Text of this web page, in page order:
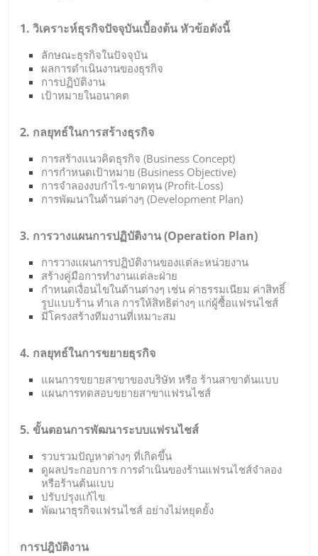
1. วิเคราะห์ธุรกิจปัจจุบันเบื้องต้น หัวข้อดังนี้
ลักษณะธุรกิจในปัจจุบัน
ผลการดำเนินงานของธุรกิจ
การปฏิบัติงาน
เป้าหมายในอนาคต
2. กลยุทธ์ในการสร้างธุรกิจ
การสร้างแนวคิดธุรกิจ (Business Concept)
การกำหนดเป้าหมาย (Business Objective)
การจำลองงบกำไร-ขาดทุน (Profit-Loss)
การพัฒนาในด้านต่างๆ (Development Plan)
3. การวางแผนการปฏิบัติงาน (Operation Plan)
การวางแผนการปฏิบัติงานของแต่ละหน่วยงาน
สร้างคู่มือการทำงานแต่ละฝ่าย
กำหนดเงื่อนไขในด้านต่างๆ เช่น ค่าธรรมเนียม ค่าสิทธิ์
รูปแบบร้าน ทำเล การให้สิทธิต่างๆ แก่ผู้ซื้อแฟรนไชส์
มีโครงสร้างทีมงานที่เหมาะสม
4. กลยุทธ์ในการขยายธุรกิจ
แผนการขยายสาขาของบริษัท หรือ ร้านสาขาต้นแบบ
แผนการทดสอบขยายสาขาแฟรนไชส์
5. ขั้นตอนการพัฒนาระบบแฟรนไชส์
รวบรวมปัญหาต่างๆ ที่เกิดขึ้น
ดูผลประกอบการ การดำเนินของร้านแฟรนไชส์จำลอง
หรือร้านต้นแบบ
ปรับปรุงแก้ไข
พัฒนาธุรกิจแฟรนไชส์ อย่างไม่หยุดยั้ง
การปฎิบัติงาน